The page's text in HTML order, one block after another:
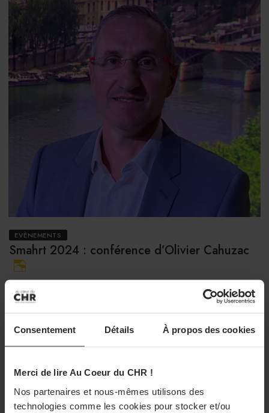
Consentement Détails À propos des cookies
Merci de lire Au Coeur du CHR !
Nos partenaires et nous-mêmes utilisons des
technologies comme les cookies pour stocker et/ou
EVÈNEMENTS
Smahrt 2024 : conférence d’Olivier Cahuzac
pour marraine, Andrée Rosier, MOF cuisine en 2009.